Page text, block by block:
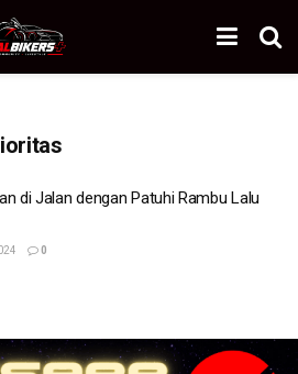
di Jalan dengan Patuhi Rambu Lalu
0